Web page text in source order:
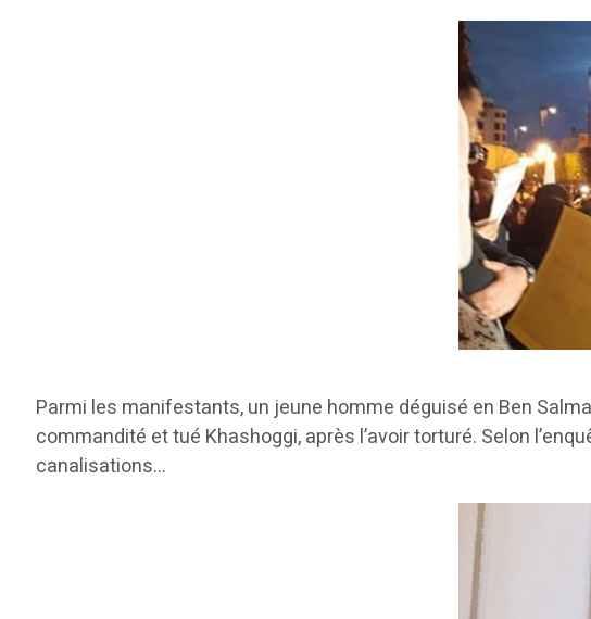
Parmi les manifestants, un jeune homme déguisé en Ben
commandité et tué Khashoggi, après l’avoir torturé. Selon
canalisations…